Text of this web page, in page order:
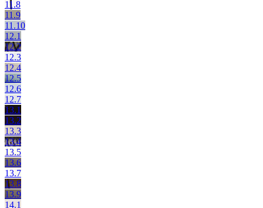
11.8
11.9
11.10
12.1
12.2
12.3
12.4
12.5
12.6
12.7
13.1
13.2
13.3
13.4
13.5
13.6
13.7
13.8
13.9
14.1